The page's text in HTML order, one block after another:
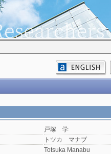
戸塚 学
トツカ マナブ
Totsuka Manabu